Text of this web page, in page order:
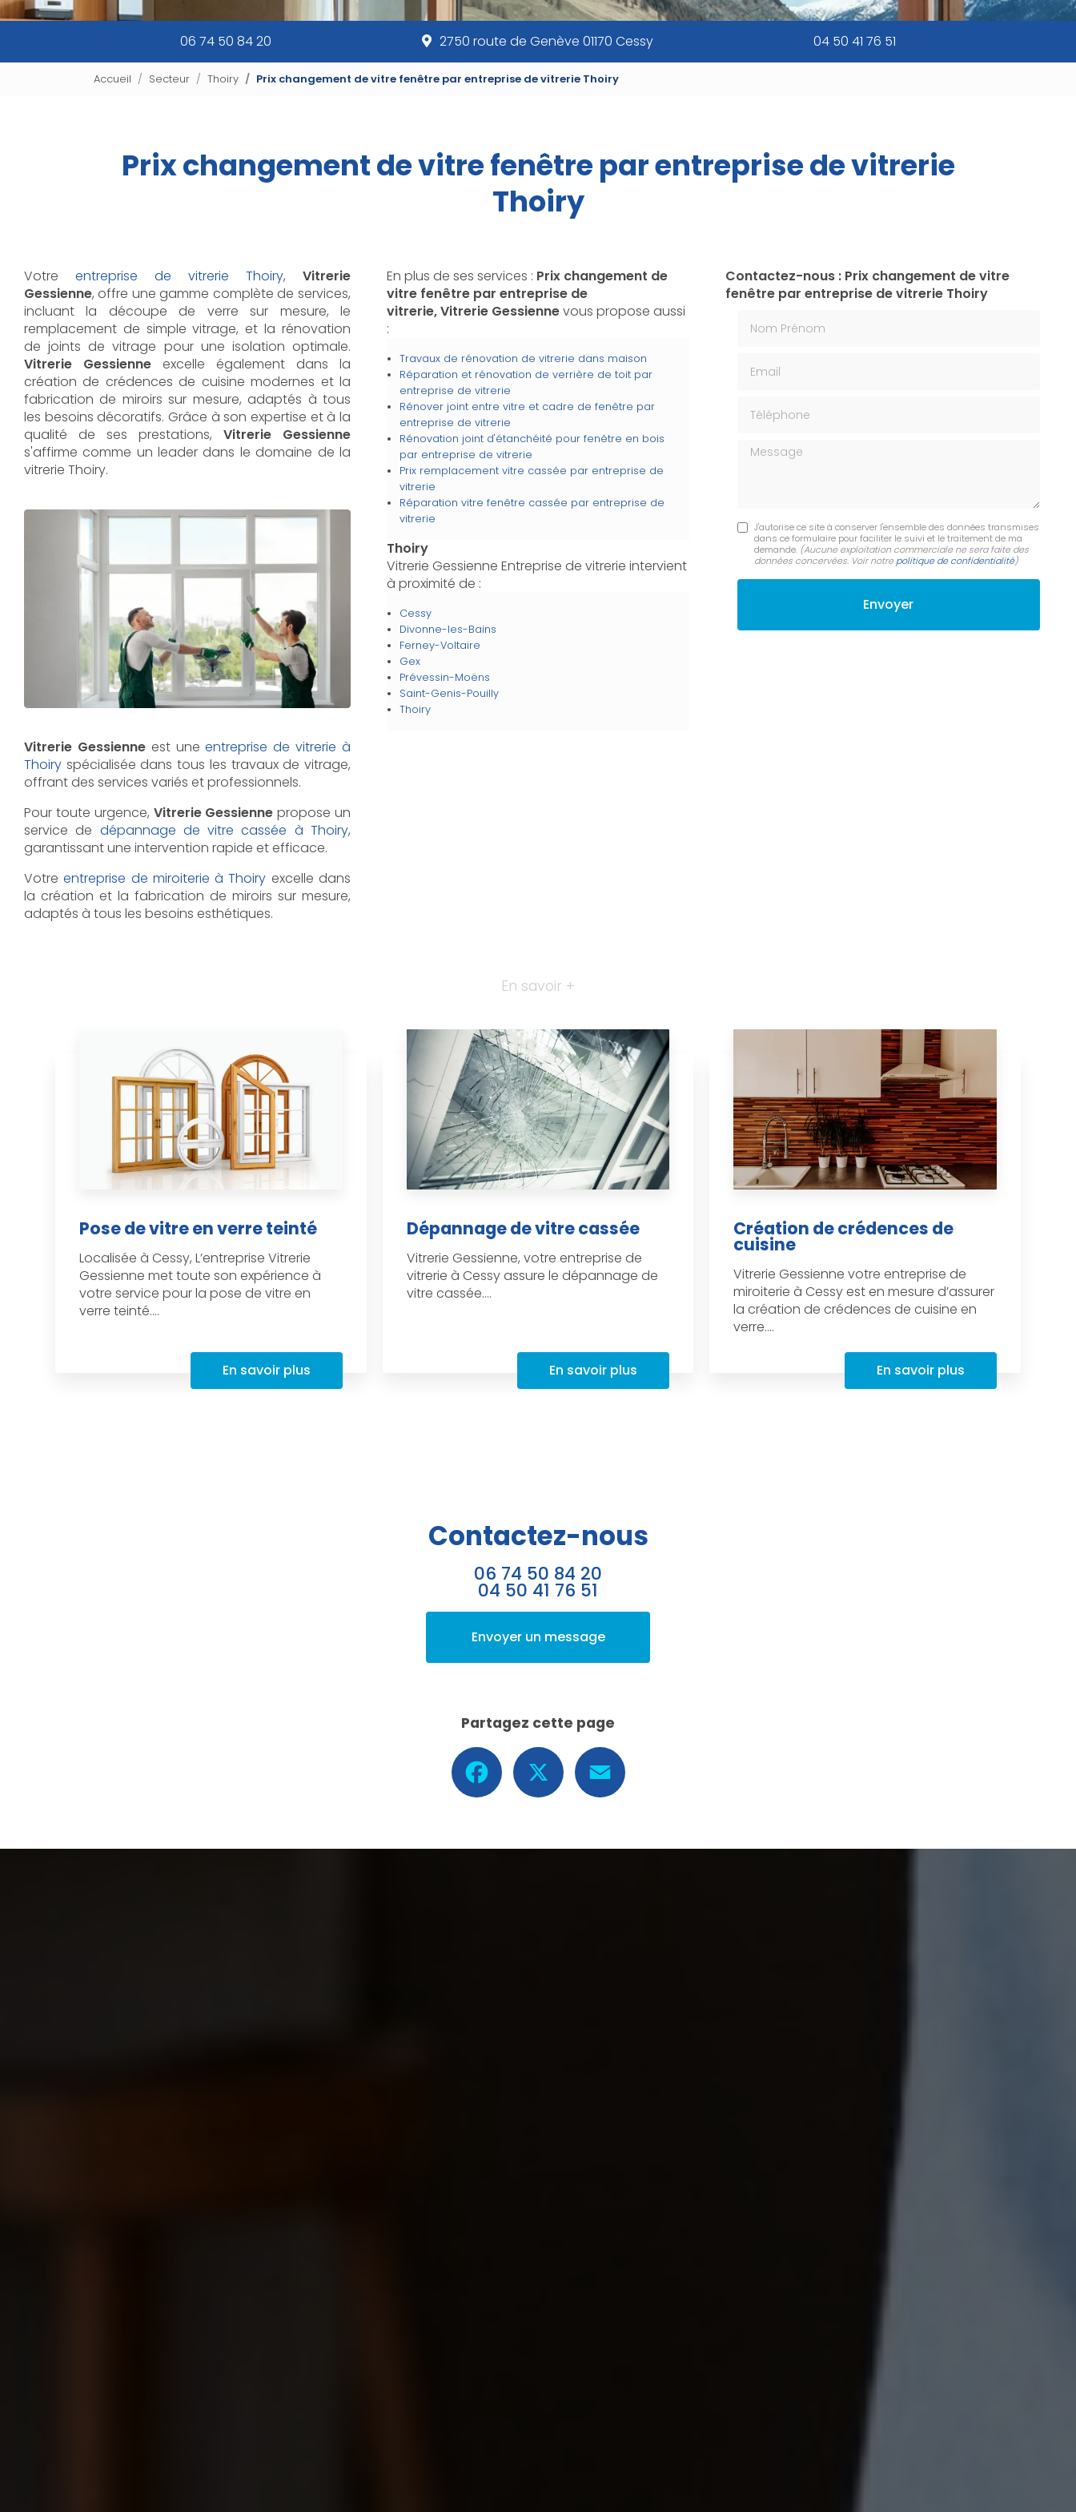
06 74 50 84 20 2750 route de Genève 01170 Cessy 04 50 41 76 51
Accueil Secteur Thoiry Prix changement de vitre fenêtre par entreprise de vitrerie Thoiry
Prix changement de vitre fenêtre par entreprise de vitrerie
Thoiry
Votre entreprise de vitrerie Thoiry, Vitrerie
Gessienne, offre une gamme complète de services,
incluant la découpe de verre sur mesure, le
remplacement de simple vitrage, et la rénovation
de joints de vitrage pour une isolation optimale.
Vitrerie Gessienne excelle également dans la
création de crédences de cuisine modernes et la
fabrication de miroirs sur mesure, adaptés à tous
les besoins décoratifs. Grâce à son expertise et à la
qualité de ses prestations, Vitrerie Gessienne
s'affirme comme un leader dans le domaine de la
vitrerie Thoiry.
Vitrerie Gessienneest uneentreprise de vitrerie à
Thoiry spécialisée dans tous les travaux de vitrage,
offrant des services variés et professionnels.
Pour toute urgence, Vitrerie Gessienne propose un
service de dépannage de vitre cassée à Thoiry,
garantissant une intervention rapide et efficace.
Votreentreprise de miroiterie à Thoiry excelle dans
la création et la fabrication de miroirs sur mesure,
adaptés à tous les besoins esthétiques.
En plus de ses services : Prix changement de
vitre fenêtre par entreprise de
vitrerie, Vitrerie Gessiennevous propose aussi
:
Travaux de rénovation de vitrerie dans maison
Réparation et rénovation de verrière de toit par
entreprise de vitrerie
Rénover joint entre vitre et cadre de fenêtre par
entreprise de vitrerie
Rénovation joint d'étanchéité pour fenêtre en bois
par entreprise de vitrerie
Prix remplacement vitre cassée par entreprise de
vitrerie
Réparation vitre fenêtre cassée par entreprise de
vitrerie
Thoiry
Vitrerie Gessienne Entreprise de vitrerie intervient
à proximité de :
Cessy
Divonne-les-Bains
Ferney-Voltaire
Gex
Prévessin-Moëns
Saint-Genis-Pouilly
Thoiry
Contactez-nous : Prix changement de vitre
fenêtre par entreprise de vitrerie Thoiry
Message
J'autorise ce site à conserver l'ensemble des données transmises
dans ce formulaire pour faciliter le suivi et le traitement de ma
demande. (Aucune exploitation commerciale ne sera faite des
données concervées. Voir notrepolitique de confidentialité)
En savoir +
Pose de vitre en verre teinté
Localisée à Cessy, L’entreprise Vitrerie
Gessienne met toute son expérience à
votre service pour la pose de vitre en
verre teinté....
En savoir plus
Dépannage de vitre cassée
Vitrerie Gessienne, votre entreprise de
vitrerie à Cessy assure le dépannage de
vitre cassée....
En savoir plus
Création de crédences de
cuisine
Vitrerie Gessienne votre entreprise de
miroiterie à Cessy est en mesure d’assurer
la création de crédences de cuisine en
verre....
En savoir plus
Contactez-nous
06 74 50 84 20
04 50 41 76 51
Envoyer un message
Partagez cette page
Facebook